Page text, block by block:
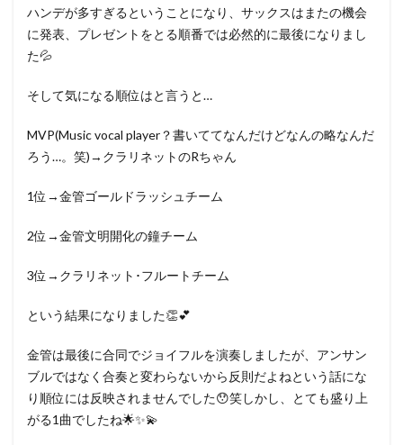
ハンデが多すぎるということになり、サックスはまたの機会
に発表、プレゼントをとる順番では必然的に最後になりまし
た💦
そして気になる順位はと言うと…
MVP(Music vocal player？書いててなんだけどなんの略なんだ
ろう…。笑)→クラリネットのRちゃん
1位→金管ゴールドラッシュチーム
2位→金管文明開化の鐘チーム
3位→クラリネット･フルートチーム
という結果になりました👏💕
金管は最後に合同でジョイフルを演奏しましたが、アンサン
ブルではなく合奏と変わらないから反則だよねという話にな
り順位には反映されませんでした😯笑しかし、とても盛り上
がる1曲でしたね🌟✨💫